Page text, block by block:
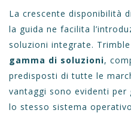
La crescente disponibilità
la guida ne facilita
soluzioni integrate.
gamma di soluzioni,
predisposti di tutte le
vantaggi sono evidenti
lo stesso sistema